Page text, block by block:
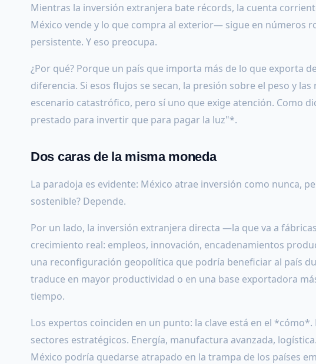
Mientras la inversión extranjera bate récords, la cuenta
México vende y lo que compra al exterior— sigue en números
persistente. Y eso preocupa.
¿Por qué? Porque un país que importa más de lo que exporta
diferencia. Si esos flujos se secan, la presión sobre el peso y
escenario catastrófico, pero sí uno que exige atención. Como
prestado para invertir que para pagar la luz"*.
Dos caras de la misma moneda
La paradoja es evidente: México atrae inversión como nunca,
sostenible? Depende.
Por un lado, la inversión extranjera directa —la que va a
crecimiento real: empleos, innovación, encadenamientos
una reconfiguración geopolítica que podría beneficiar al país
traduce en mayor productividad o en una base exportadora
tiempo.
Los expertos coinciden en un punto: la clave está en el
sectores estratégicos. Energía, manufactura avanzada,
México podría quedarse atrapado en la trampa de los países